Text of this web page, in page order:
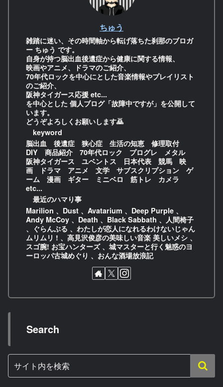
ちゅう
雑踏に迷い、その時間軸から転げ落ちた刹那のブロガ
ー ちゅう です。
自身が持つ脳出血後遺症から健康に関する情報、
映画やアニメ、ドラマのご紹介、
70年代ロックを中心にとした音楽情報やプレイリスト
のご紹介、
阪神タイガース応援 etc...
を中心とした 個人ブログ「故障中ですが」を公開して
います。
どうぞよろしくお願いします🙇
keyword
脳出血 後遺症 狭心症 生活の知恵 修理取付
DIY 商品紹介 70年代ロック プログレ メタル
阪神タイガース ユベントス 日本代表 競馬 映
画 ドラマ アニメ 文学 サブスクリプション ゲ
ーム 漫画 ギター ミニベロ 筋トレ カメラ
etc...
最近のハマり事
Marilion 、Dust 、Avatarium 、Deep Purple 、
Andy McCoy 、Death 、Black Sabbath 、人間椅子
、ぐらんぶる 、わたしが恋人になれるわけないじゃん
ムリムリ ! 、高見沢俊彦の美味しい音楽 美しいメシ 、
スゴ腕! お宝ハンターズ 、城マスターと行く魅惑のヨ
ーロッパ古城めぐり 、おんな酒場放浪記
Search